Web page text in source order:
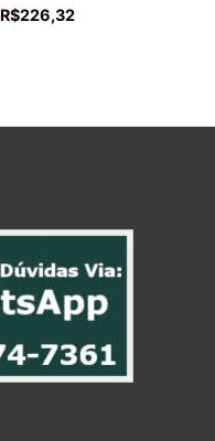
R$226,32